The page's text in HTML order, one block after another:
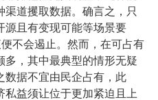
道攫取数据。确言之，只
源且有变现可能等场景要
不会遏止。然而，在可占有
多，其中最典型的情形无疑
数据不宜由民企占有，此
私益须让位于更加紧迫且上